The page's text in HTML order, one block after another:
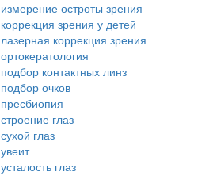
измерение остроты зрения
коррекция зрения у детей
лазерная коррекция зрения
ортокератология
подбор контактных линз
подбор очков
пресбиопия
строение глаз
сухой глаз
увеит
усталость глаз